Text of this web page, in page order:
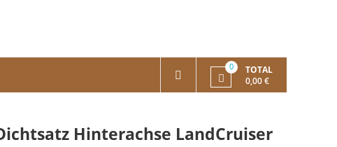
0
TOTAL
0,00 €
Hinterachse LandCruiser